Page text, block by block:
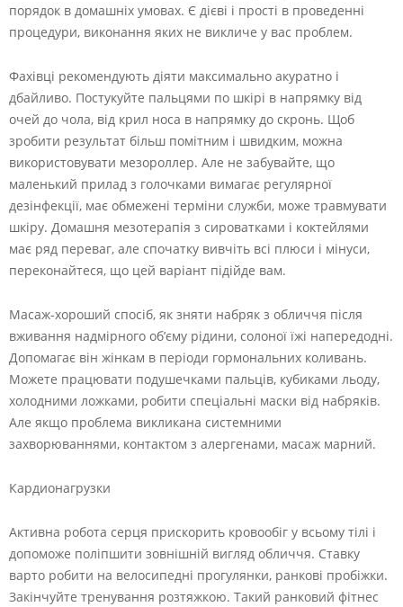
порядок в домашніх умовах. Є дієві і прості в проведенні
процедури, виконання яких не викличе у вас проблем.
Фахівці рекомендують діяти максимально акуратно і
дбайливо. Постукуйте пальцями по шкірі в напрямку від
очей до чола, від крил носа в напрямку до скронь. Щоб
зробити результат більш помітним і швидким, можна
використовувати мезороллер. Але не забувайте, що
маленький прилад з голочками вимагає регулярної
дезінфекції, має обмежені терміни служби, може травмувати
шкіру. Домашня мезотерапія з сироватками і коктейлями
має ряд переваг, але спочатку вивчіть всі плюси і мінуси,
переконайтеся, що цей варіант підійде вам.
Масаж-хороший спосіб, як зняти набряк з обличчя після
вживання надмірного об’єму рідини, солоної їжі напередодні.
Допомагає він жінкам в періоди гормональних коливань.
Можете працювати подушечками пальців, кубиками льоду,
холодними ложками, робити спеціальні маски від набряків.
Але якщо проблема викликана системними
захворюваннями, контактом з алергенами, масаж марний.
Кардионагрузки
Активна робота серця прискорить кровообіг у всьому тілі і
допоможе поліпшити зовнішній вигляд обличчя. Ставку
варто робити на велосипедні прогулянки, ранкові пробіжки.
Закінчуйте тренування розтяжкою. Такий ранковий фітнес